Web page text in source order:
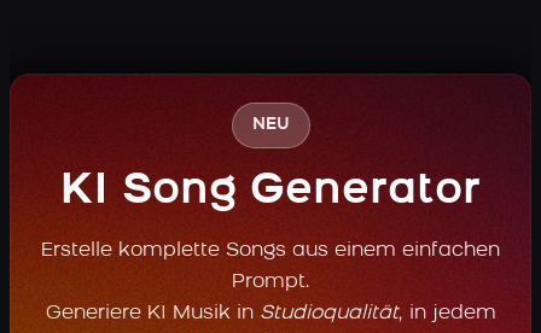
NEU
KI Song Generator
Erstelle komplette Songs aus einem einfachen
Prompt.
Generiere KI Musik in Studioqualität, in jedem